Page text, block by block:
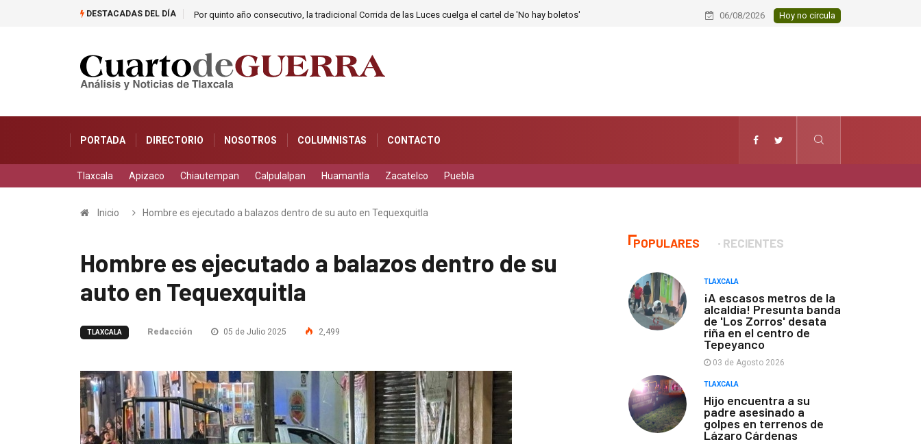
DESTACADAS DEL DÍA Por quinto año consecutivo, la tradicional Corrida de las Luces cuelga el cartel de 'No hay boletos' Conmemoran el XXI aniversario
06/08/2026 Hoy no circula
PORTADA DIRECTORIO NOSOTROS COLUMNISTAS CONTACTO
Tlaxcala Apizaco Chiautempan Calpulalpan Huamantla Zacatelco Puebla
Inicio Hombre es ejecutado a balazos dentro de su auto en Tequexquitla
Hombre es ejecutado a balazos dentro de su
auto en Tequexquitla
TLAXCALA Redacción 05 de Julio 2025 2,499
POPULARES RECIENTES
TLAXCALA
¡A escasos metros de la
alcaldía! Presunta banda
de 'Los Zorros' desata
riña en el centro de
Tepeyanco
03 de Agosto 2026
TLAXCALA
Hijo encuentra a su
padre asesinado a
golpes en terrenos de
Lázaro Cárdenas